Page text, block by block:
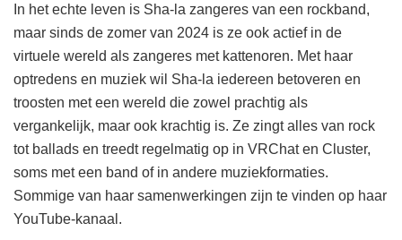
In het echte leven is Sha-la zangeres van een rockband,
maar sinds de zomer van 2024 is ze ook actief in de
virtuele wereld als zangeres met kattenoren. Met haar
optredens en muziek wil Sha-la iedereen betoveren en
troosten met een wereld die zowel prachtig als
vergankelijk, maar ook krachtig is. Ze zingt alles van rock
tot ballads en treedt regelmatig op in VRChat en Cluster,
soms met een band of in andere muziekformaties.
Sommige van haar samenwerkingen zijn te vinden op haar
YouTube-kanaal.